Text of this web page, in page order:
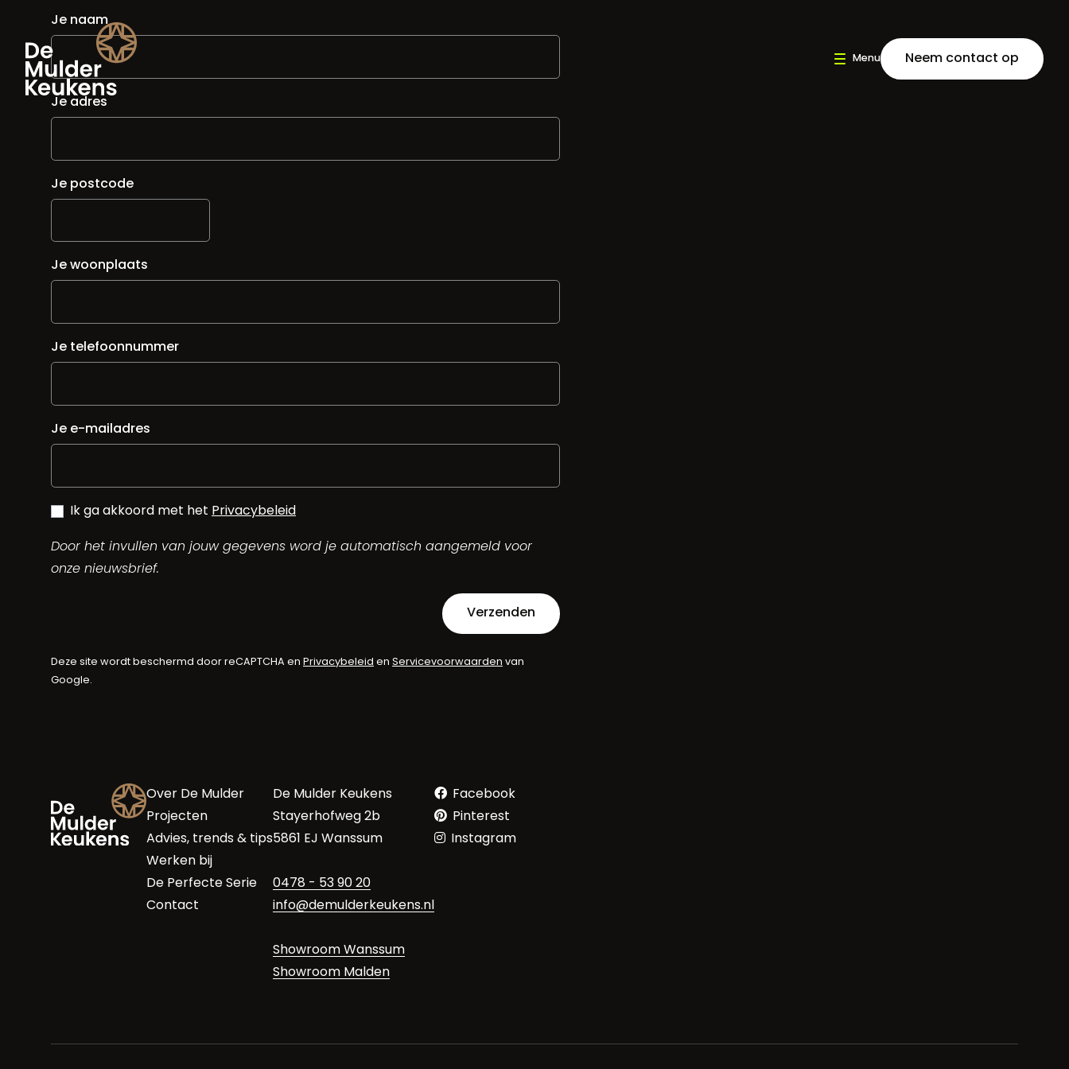
Neem contact op
Je naam
Je adres
Je postcode
Je woonplaats
Je telefoonnummer
Je e-mailadres
Ik ga akkoord met het Privacybeleid
Door het invullen van jouw gegevens word je automatisch aangemeld voor
onze nieuwsbrief.
Verzenden
Deze site wordt beschermd door reCAPTCHA en Privacybeleid en Servicevoorwaarden van
Google.
Over De Mulder
Projecten
Advies, trends & tips
Werken bij
De Perfecte Serie
Contact
De Mulder Keukens
Stayerhofweg 2b
5861 EJ Wanssum
0478 - 53 90 20
info@demulderkeukens.nl
Showroom Wanssum
Showroom Malden
Facebook
Pinterest
Instagram